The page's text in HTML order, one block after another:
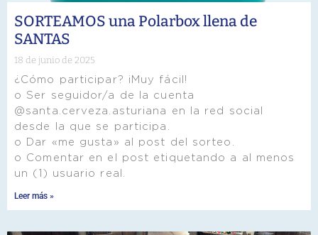
SORTEAMOS una Polarbox llena de
SANTAS
18 de junio de 2025
¿Cómo participar? ¡Muy fácil!
o Ser seguidor/a de la cuenta
@santa.cerveza.asturiana en la red social
desde la que se participa.
o Dar «me gusta» al post del sorteo.
o Comentar en el post etiquetando a al menos
un (1) usuario real.
Leer más »